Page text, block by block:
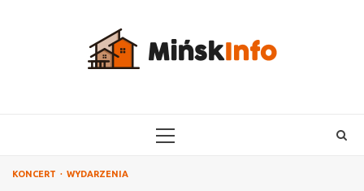
PRIMARY
KONCERT WYDARZENIA